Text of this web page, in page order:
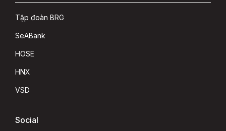
Tập đoàn BRG
SeABank
HOSE
HNX
VSD
Social